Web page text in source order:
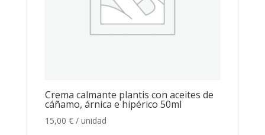
Crema calmante plantis con aceites de
cáñamo, árnica e hipérico 50ml
15,00 € / unidad